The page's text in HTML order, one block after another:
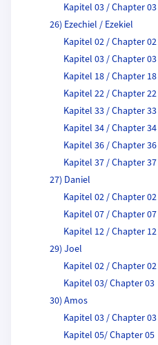
Kapitel 03 / Chapter 03
26) Ezechiel / Ezekiel
Kapitel 02 / Chapter 02
Kapitel 03 / Chapter 03
Kapitel 18 / Chapter 18
Kapitel 22 / Chapter 22
Kapitel 33 / Chapter 33
Kapitel 34 / Chapter 34
Kapitel 36 / Chapter 36
Kapitel 37 / Chapter 37
27) Daniel
Kapitel 02 / Chapter 02
Kapitel 07 / Chapter 07
Kapitel 12 / Chapter 12
29) Joel
Kapitel 02 / Chapter 02
Kapitel 03/ Chapter 03
30) Amos
Kapitel 03 / Chapter 03
Kapitel 05/ Chapter 05